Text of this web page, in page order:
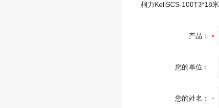
柯力KeliSCS-100T3*18
产品：
您的单位：
您的姓名：